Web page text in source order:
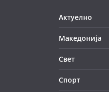
Актуелно
Македонија
Свет
Спорт